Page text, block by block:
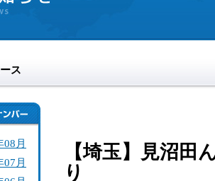
ス
08月
07月
【埼玉】見沼田
り